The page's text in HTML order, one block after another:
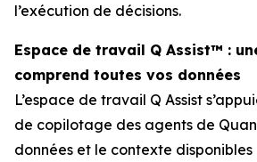
l’exécution de décisions.
Espace de travail Q Assist™ :
comprend toutes vos données
L’espace de travail Q Assist
de copilotage des agents de
données et le contexte